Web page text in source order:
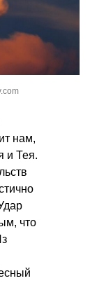
нам,
и Тея.
что